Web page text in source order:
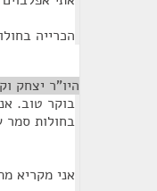
הכרייה
היו"ר יצחק
בוקר טוב.
בחולות סמר
אני מקריא